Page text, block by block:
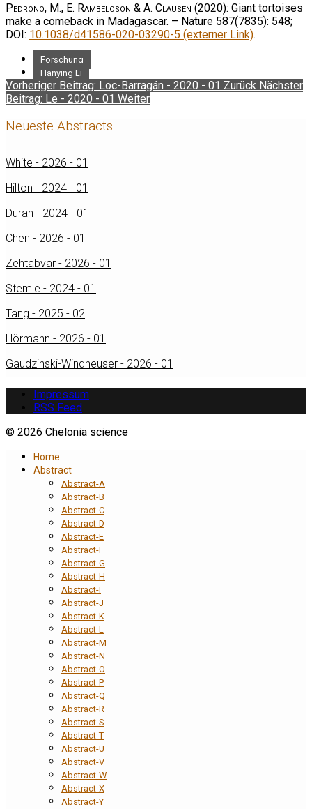
Pedrono, M., E. Rambeloson & A. Clausen (2020): Giant tortoises
make a comeback in Madagascar. – Nature 587(7835): 548;
DOI: 10.1038/d41586-020-03290-5 (externer Link).
Forschung
Hanying Li
Vorheriger Beitrag: Loc-Barragán - 2020 - 01 Zurück Nächster
Beitrag: Le - 2020 - 01 Weiter
Neueste Abstracts
White - 2026 - 01
Hilton - 2024 - 01
Duran - 2024 - 01
Chen - 2026 - 01
Zehtabvar - 2026 - 01
Stemle - 2024 - 01
Tang - 2025 - 02
Hörmann - 2026 - 01
Gaudzinski-Windheuser - 2026 - 01
Impressum
RSS Feed
© 2026 Chelonia science
Home
Abstract
Abstract-A
Abstract-B
Abstract-C
Abstract-D
Abstract-E
Abstract-F
Abstract-G
Abstract-H
Abstract-I
Abstract-J
Abstract-K
Abstract-L
Abstract-M
Abstract-N
Abstract-O
Abstract-P
Abstract-Q
Abstract-R
Abstract-S
Abstract-T
Abstract-U
Abstract-V
Abstract-W
Abstract-X
Abstract-Y